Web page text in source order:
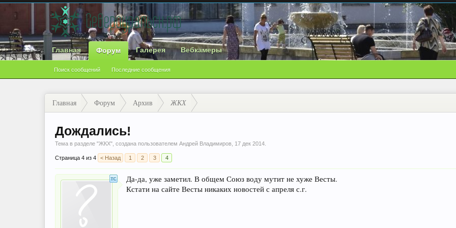
Главная Форум
Поиск сообщений Последние сообщения
Галерея Вебкамеры
Главная Форум Архив ЖКХ
Дождались!
Тема в разделе "ЖКХ", создана пользователем Андрей Владимиров 17 дек 2014
Страница 4 из 4 < Назад 1 2 3 4
Да-да, уже заметил. В общем Союз воду мутит не хуже Весты.
Кстати на сайте Весты никаких новостей с апреля с.г.